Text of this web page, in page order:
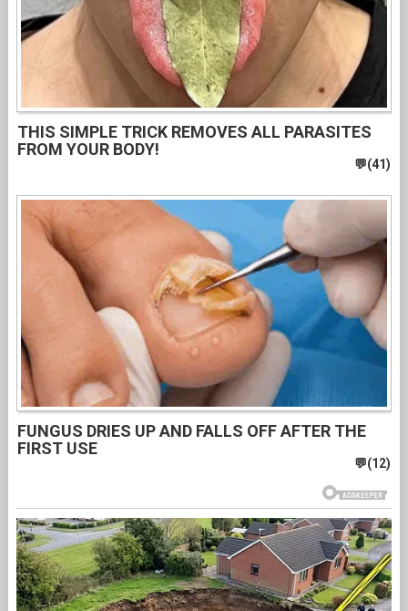
THIS SIMPLE TRICK REMOVES ALL PARASITES
FROM YOUR BODY!
FUNGUS DRIES UP AND FALLS OFF AFTER THE
FIRST USE